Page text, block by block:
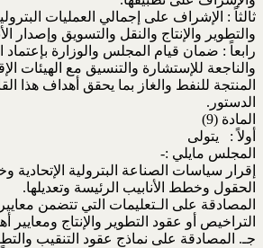
ثالثاً : الإشراف على إجمالي العمليات
والتطوير والإنتاج والنقل والتسويق وإصدار
رابعاً : ضمان قيام المجلس والوزارة بإعتماد
والناجعة للإستشارة والتنسيق مع الهيئات
المنتجة للنفط والغاز بما يحقق أهداف هذا
الدستور.
المادة (9)
أولاً : يتولى
المجلس مايلي :-
إقرار سياسات الصناعة البترولية الإتحادية
الحقول وخطط الأنابيب الرئيسة وتعديلها.
المصادقة على الـتعليمات التي تتضمن
التراخيص أو عقود التطوير والإنتاج ومعايير
جـ. المصادقة على نماذج عقود التنقيب